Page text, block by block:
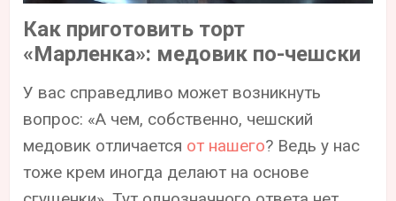
Как приготовить торт
«Марленка»‎: медовик по-чешски
У вас справедливо может возникнуть
вопрос: «А чем, собственно, чешский
медовик отличается от нашего? Ведь у нас
тоже крем иногда делают на основе